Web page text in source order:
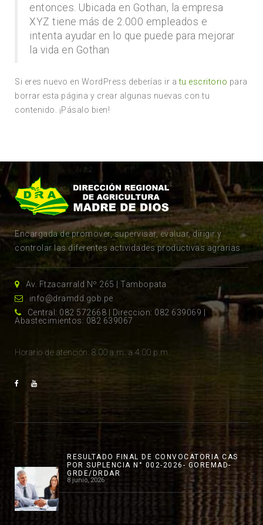
entonces. Ubicada en Gothan, la empresa
XYZ tiene más de 2.000 empleados e
intenta ayudar en lo que puede para mejorar
la vida en Gothan
Si eres nuevo en WordPress deberías ir atu escritorio para
borrar esta página y crear algunas nuevas con tu
contenido. ¡Pásalo bien!
Encargada de promover, supervisar, evaluar, dirigir y
controlar las diferentes actividades productivas agrarias.
Av. Ftzacarrald Nº 265 | Tambopata
info@dramdd.gob.pe
Central: 082 572668 | Direccion: 082 639069 |
Abastecimientos: 082 639067
Horario de atención: 8:00 a.m. a 4:00 p.m.
RESULTADO FINAL DE CONVOCATORIA CAS
POR SUPLENCIA N° 002-2026- GOREMAD-
GRDE/DRDAR
8 junio, 2026